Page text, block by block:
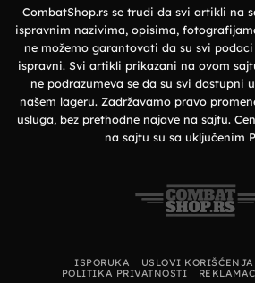
vrhunska
udobnost
CombatShop.rs se trudi da svi artikli na
ispravnim nazivima, opisima,
ne možemo garantovati da su svi
ispravni. Svi artikli prikazani na ovom
ne podrazumeva se da su svi dostupni
našem lageru. Zadržavamo pravo
usluga, bez prethodne najave na sajtu.
na sajtu su sa uključenim
ISPORUKA
USLOVI
POLITIKA PRIVATNOSTI